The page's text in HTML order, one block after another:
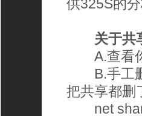
供325S的
关于共
A.查看你
B.手工删
把共享都删
net